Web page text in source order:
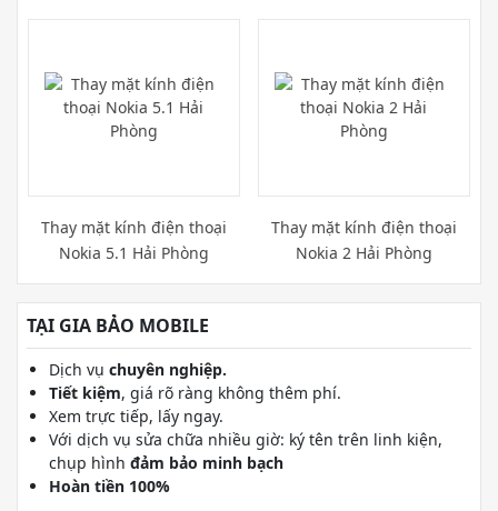
Thay mặt kính điện thoại
Nokia 5.1 Hải Phòng
Thay mặt kính điện thoại
Nokia 2 Hải Phòng
TẠI GIA BẢO MOBILE
Dịch vụ chuyên nghiệp.
Tiết kiệm, giá rõ ràng không thêm phí.
Xem trực tiếp, lấy ngay.
Với dịch vụ sửa chữa nhiều giờ: ký tên trên linh kiện,
chụp hình đảm bảo minh bạch
Hoàn tiền 100%